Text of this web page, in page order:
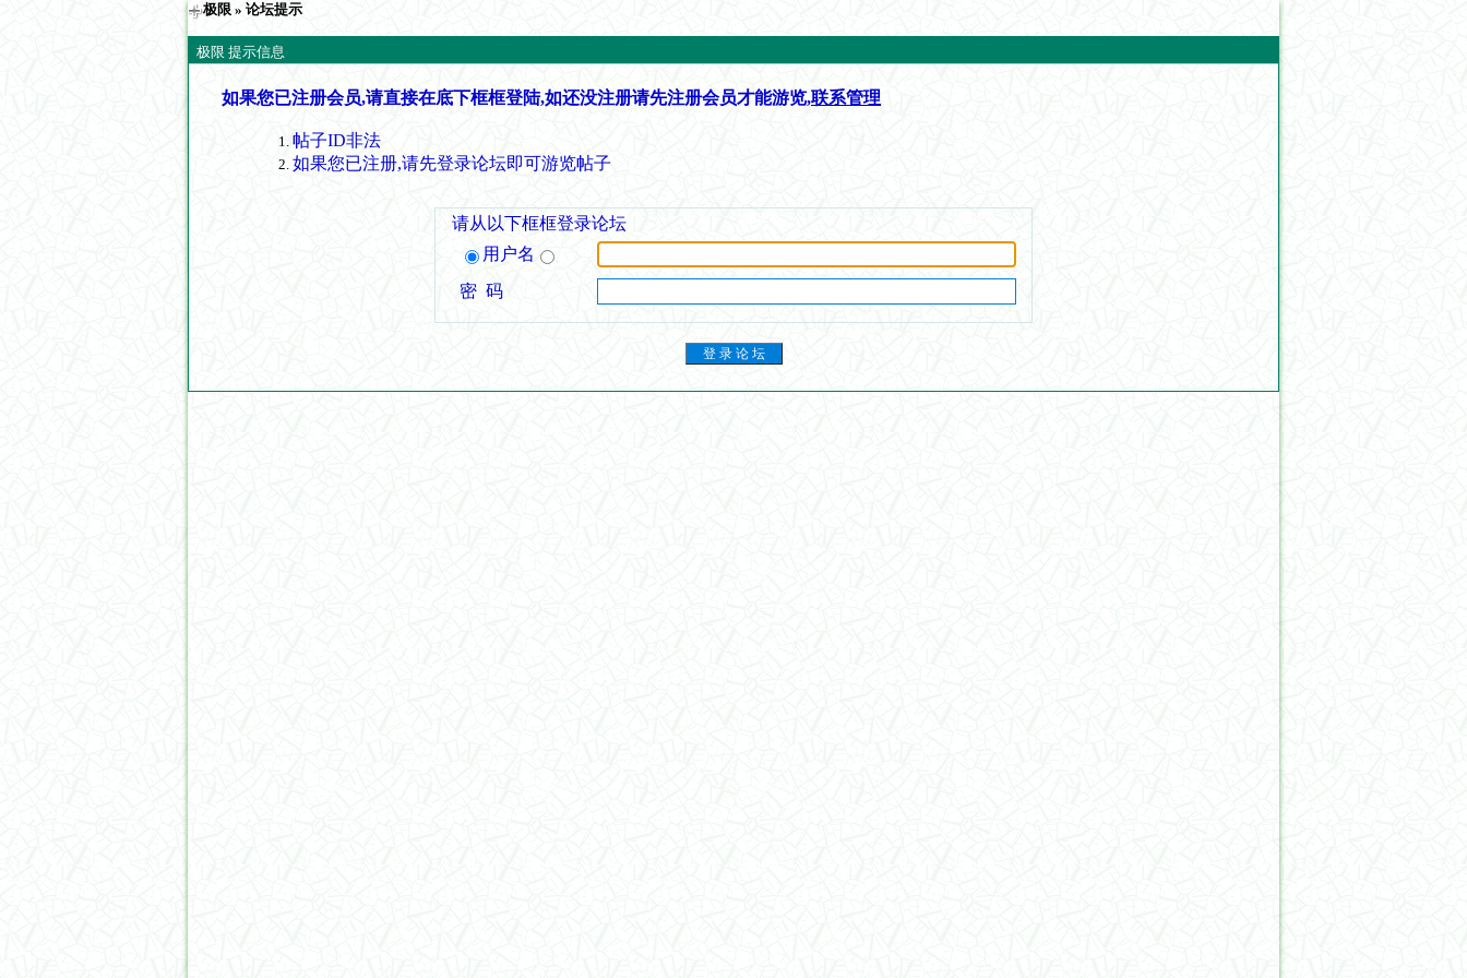
极限 » 论坛提示
极限 提示信息
如果您已注册会员,请直接在底下框框登陆,如还没注册请先注册会员才能游览,联系管理
帖子ID非法
如果您已注册,请先登录论坛即可游览帖子
请从以下框框登录论坛
用户名
密 码